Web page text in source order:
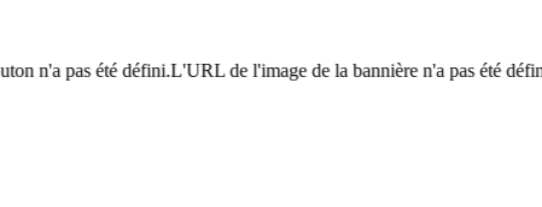
défini.L'URL de l'image de la bannière n'a pas été définie.